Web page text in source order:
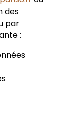
des
par
: